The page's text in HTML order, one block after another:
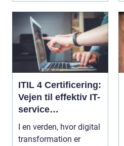
ITIL 4 Certificering:
Vejen til effektiv IT-
service
management
I en verden, hvor digital
transformation er